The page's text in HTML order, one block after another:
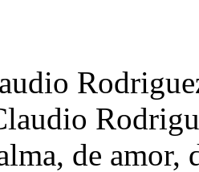
de